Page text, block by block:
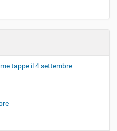
tappe il 4 settembre